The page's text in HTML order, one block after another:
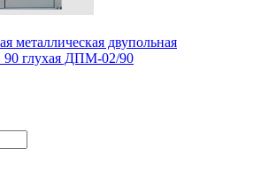
металлическая двупольная
90 глухая ДПМ-02/90